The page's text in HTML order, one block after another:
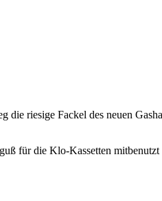
riesige Fackel des neuen
für die Klo-Kassetten